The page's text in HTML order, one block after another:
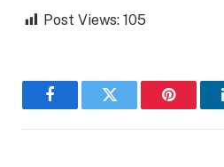
Post Views: 105
FacebookTwitter Pinterest